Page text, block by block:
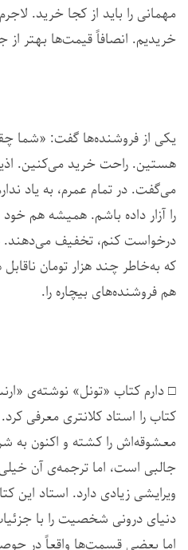
مهمانی را باید از کجا خرید.
خریدیم. انصافاً قیمت‌ها بهتر از
یکی از فروشنده‌ها گفت: «شما
هستین. راحت خرید می‌کنین.
می‌گفت. در تمام عمرم، به یاد
را آزار داده باشم. همیشه هم
درخواست کنم، تخفیف می‌دهند.
که به‌خاطر چند هزار تومان
هم فروشنده‌های بیچاره را.
□ دارم کتاب «تونل» نوشته‌ی
کتاب را استاد کلانتری معرفی
معشوقه‌اش را کشته و اکنون به
جالبی است، اما ترجمه‌‌ی آن
ویرایشی زیادی دارد. استاد این
دنیای درونی شخصیت را با
اما بعضی قسمت‌ها واقعاً در